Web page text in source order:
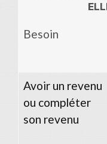
Besoin
Avoir un revenu
ou compléter
son revenu